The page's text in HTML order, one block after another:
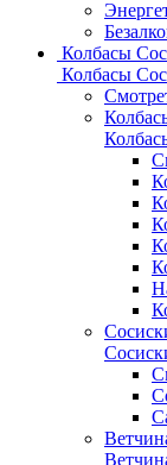
Колбасы
Колбасы